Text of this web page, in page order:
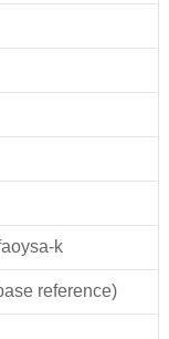
k
reference)